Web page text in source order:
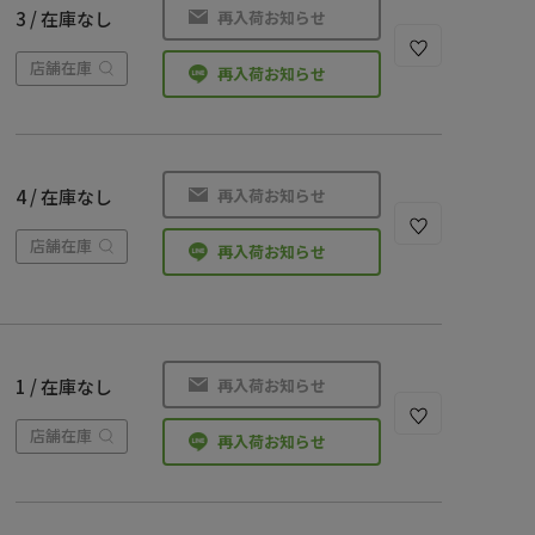
3 / 在庫なし
店舗在庫
再入荷お知らせ
再入荷お知らせ
4 / 在庫なし
店舗在庫
再入荷お知らせ
再入荷お知らせ
1 / 在庫なし
店舗在庫
再入荷お知らせ
再入荷お知らせ